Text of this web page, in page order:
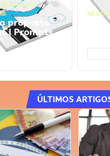
proposta
| Prompts
ÚLTIMOS